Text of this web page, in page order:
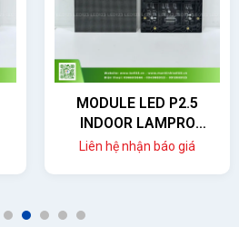
MODULE LED P2.5
INDOOR LAMPRO
(LC2.5P)
Liên hệ nhận báo giá
2 3 4 5 6